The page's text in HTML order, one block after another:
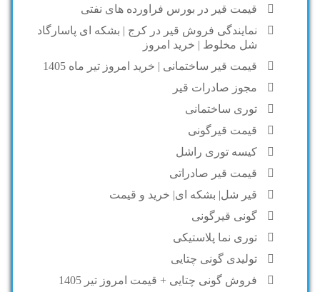
قیمت قیر در بورس فراورده های نفتی
نمایندگی فروش قیر در کرج | بشکه ای پاسارگاد
شل مخلوط | خرید امروز
قیمت قیر ساختمانی | خرید امروز تیر ماه 1405
مجوز صادرات قیر
توری ساختمانی
قیمت قیرگونی
کیسه توری راشل
قیمت قیر صادراتی
قیر شل| بشکه ای| خرید و قیمت
گونی قیرگونی
توری نما پلاستیکی
تولیدی گونی چتایی
فروش گونی چتایی + قیمت امروز تیر 1405